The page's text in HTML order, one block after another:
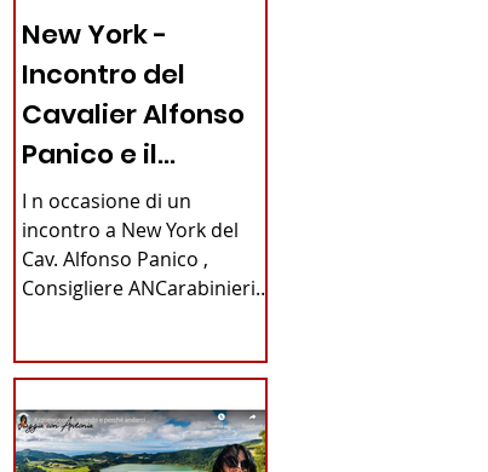
New York -
Incontro del
Cavalier Alfonso
Panico e il
Generale dei
Carabinieri
Fabrizio Parrulli
I n occasione di un
incontro a New York del
Cav. Alfonso Panico ,
Consigliere ANCarabinieri